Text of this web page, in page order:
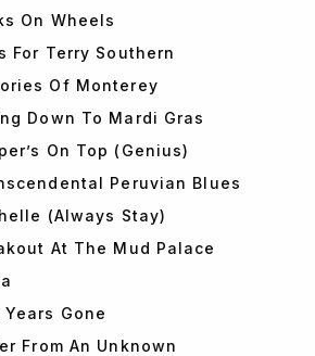
On Wheels
For Terry Southern
Of Monterey
Down To Mardi Gras
On Top (Genius)
Peruvian Blues
(Always Stay)
At The Mud Palace
Years Gone
From An Unknown